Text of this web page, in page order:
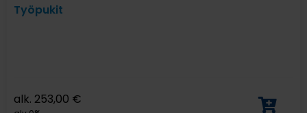
Työpukit
alk. 253,00 €